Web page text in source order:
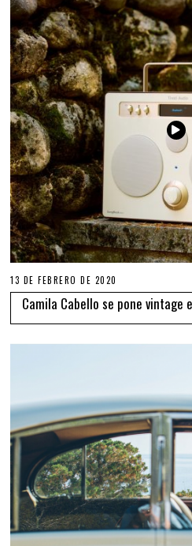
13 DE FEBRERO DE 2020
Camila Cabello se pone vintage